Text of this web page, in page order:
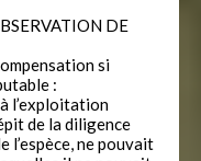
DE
si
:
l’exploitation
de la diligence
l’espèce, ne pouvait